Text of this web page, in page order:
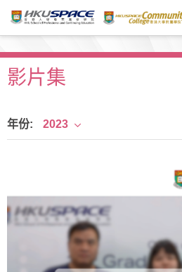
主
容影片集
年份: 2023